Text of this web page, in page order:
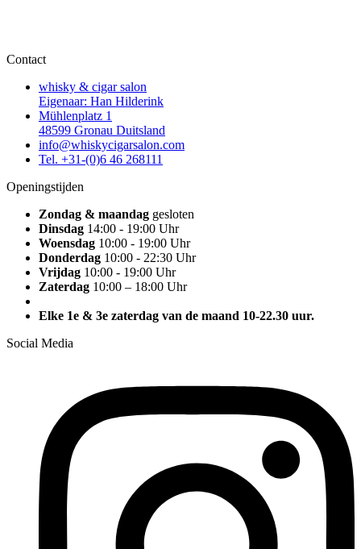
Contact
whisky & cigar salon
Eigenaar: Han Hilderink
Mühlenplatz 1
48599 Gronau Duitsland
info@whiskycigarsalon.com
Tel. +31-(0)6 46 268111
Openingstijden
Zondag & maandag gesloten
Dinsdag 14:00 - 19:00 Uhr
Woensdag 10:00 - 19:00 Uhr
Donderdag 10:00 - 22:30 Uhr
Vrijdag 10:00 - 19:00 Uhr
Zaterdag 10:00 – 18:00 Uhr
Elke 1e & 3e zaterdag van de maand 10-22.30 uur.
Social Media